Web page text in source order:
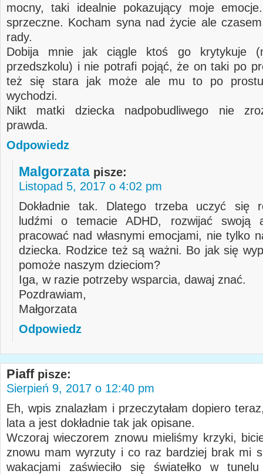
mocny, taki idealnie pokazujący moje
sprzeczne. Kocham syna nad życie ale
rady.
Dobija mnie jak ciągle ktoś go krytykuje
przedszkolu) i nie potrafi pojąć, że on taki po
też się stara jak może ale mu to po
wychodzi.
Nikt matki dziecka nadpobudliwego nie
prawda.
Odpowiedz
Malgorzata pisze:
Listopad 5, 2017 o 4:02 pm
Dokładnie tak. Dlatego trzeba uczyć się
ludźmi o temacie ADHD, rozwijać swoją
pracować nad własnymi emocjami, nie tylko
dziecka. Rodzice też są ważni. Bo jak się
pomoże naszym dzieciom?
Iga, w razie potrzeby wsparcia, dawaj znać.
Pozdrawiam,
Małgorzata
Odpowiedz
Piaff pisze:
Sierpień 9, 2017 o 12:40 pm
Eh, wpis znalazłam i przeczytałam dopiero
lata a jest dokładnie tak jak opisane.
Wczoraj wieczorem znowu mieliśmy krzyki,
znowu mam wyrzuty i co raz bardziej brak mi
wakacjami zaświeciło się światełko w tunelu